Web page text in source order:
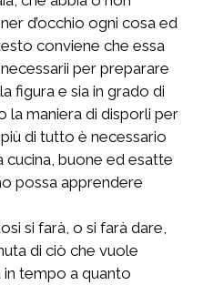
d’occhio ogni cosa ed
conviene che essa
per preparare
figura e sia in grado di
la maniera di disporli per
di tutto è necessario
cucina, buone ed esatte
possa apprendere
si farà, o si farà dare,
di ciò che vuole
in tempo a quanto